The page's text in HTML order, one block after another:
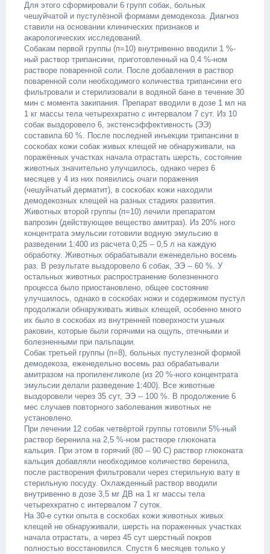
Для этого сформировали 6 групп собак, больных
чешуйчатой и пустулёзной формами демодекоза. Диагноз
ставили на основании клинических признаков и
акарологических исследований.
Собакам первой группы (п=10) внутривенно вводили 1 %-
ный раствор трипансини, приготовленный на 0,4 %-ном
растворе поваренной соли. После добавления в раствор
поваренной соли необходимого количества трипансини его
фильтровали и стерилизовали в водяной бане в течение 30
мин с момента закипания. Препарат вводили в дозе 1 мл на
1 кг массы тела четырехкратно с интервалом 7 сут. Из 10
собак выздоровело 6, экстенсэффективность (ЭЭ)
составила 60 %. После последней инъекции трипансини в
соскобах кожи собак живых клещей не обнаруживали, на
поражённых участках начала отрастать шерсть, состояние
животных значительно улучшилось, однако через 6
месяцев у 4 из них появились очаги поражения
(чешуйчатый дерматит), в соскобах кожи находили
демодекозных клещей на разных стадиях развития.
Животных второй группы (п=10) лечили препаратом
вапрозин (действующее вещество амитраз). Из 20% ного
концентрата эмульсии готовили водную эмульсию в
разведении 1:400 из расчета 0,25 -- 0,5 л на каждую
обработку. Животных обрабатывали еженедельно восемь
раз. В результате выздоровело 6 собак, ЭЭ -- 60 %. У
остальных животных распространение болезненного
процесса было приостановлено, общее состояние
улучшилось, однако в соскобах ножи и содержимом пустул
продолжали обнаруживать живых клещей, особенно много
их было в соскобах из внутренней поверхности ушных
раковин, которые были горячими на ощупь, отечными и
болезненными при пальпации.
Собак третьей группы (п=8), больных пустулезной формой
демодекоза, еженедельно восемь раз обрабатывали
амитразом на пропиленгликоле (из 20 %-ного концентрата
эмульсии делали разведение 1:400). Все животные
выздоровели через 35 сут, ЭЭ -- 100 %. В продолжение 6
мес случаев повторного заболевания животных не
установлено.
При лечении 12 собак четвёртой группы готовили 5%-ный
раствор беренила на 2,5 %-ном растворе глюконата
кальция. При этом в горячий (80 -- 90 С) раствор глюконата
кальция добавляли необходимое количество беренила,
после растворения фильтровали через стерильную вату в
стерильную посуду. Охлажденный раствор вводили
внутривенно в дозе 3,5 мг ДВ на 1 кг массы тела
четырехкратно с интервалом 7 суток.
На 30-е сутки опыта в соскобах кожи животных живых
клещей не обнаруживали, шерсть на пораженных участках
начала отрастать, а через 45 сут шерстный покров
полностью восстановился. Спустя 6 месяцев только у